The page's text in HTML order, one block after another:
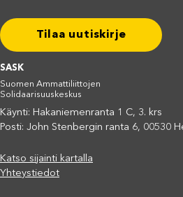
Tilaa uutiskirje
SASK
Suomen Ammattiliittojen
Solidaarisuuskeskus
Käynti: Hakaniemenranta 1 C, 3. krs
Posti: John Stenbergin ranta 6, 00530
Katso sijainti kartalla
Yhteystiedot